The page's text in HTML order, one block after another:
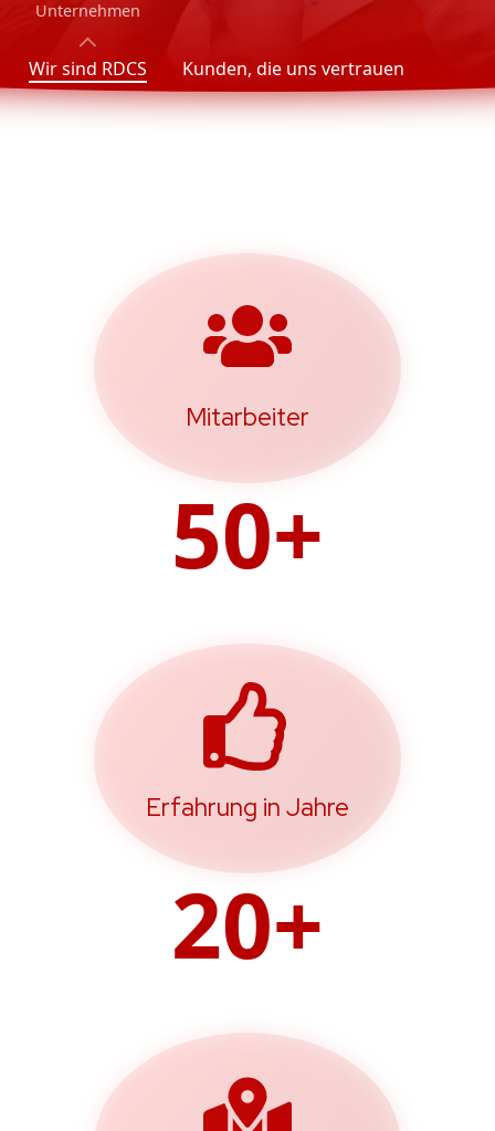
Unternehmen
Wir sind RDCS Kunden, die uns vertrauen
Mitarbeiter
50+
Erfahrung in Jahre
20+